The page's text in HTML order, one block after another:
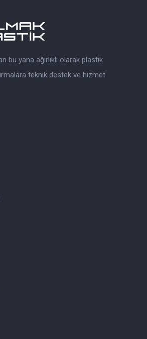
bu yana ağırlıklı olarak plastik
teknik destek ve hizmet